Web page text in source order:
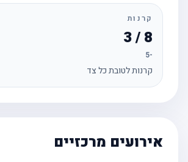
קרנות
קרנות לטובת כל צד
אירועים מרכזיים